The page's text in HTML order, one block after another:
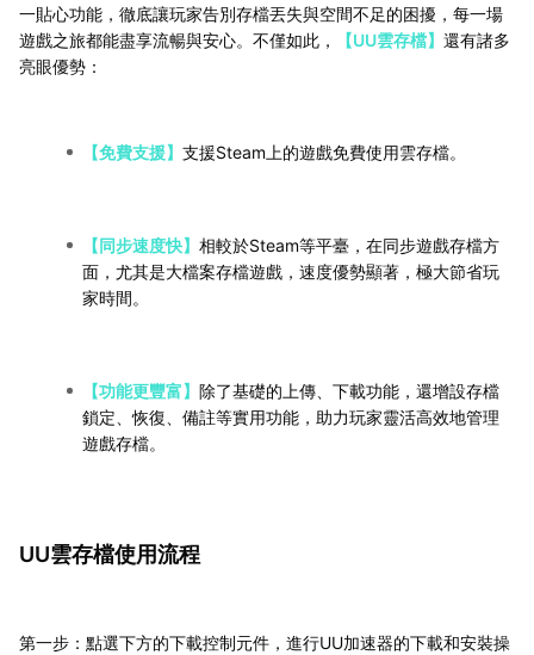
一貼心功能，徹底讓玩家告別存檔丟失與空間不足的困擾，每一場
遊戲之旅都能盡享流暢與安心。不僅如此，
【UU雲存檔】 還有諸多
亮眼優勢：
【免費支援】 支援Steam上的遊戲免費使用雲存檔。
【同步速度快】 相較於Steam等平臺，在同步遊戲存檔方
面，尤其是大檔案存檔遊戲，速度優勢顯著，極大節省玩
家時間。
【功能更豐富】 除了基礎的上傳、下載功能，還增設存檔
鎖定、恢復、備註等實用功能，助力玩家靈活高效地管理
遊戲存檔。
UU雲存檔使用流程
第一步：點選下方的下載控制元件，進行UU加速器的下載和安裝操